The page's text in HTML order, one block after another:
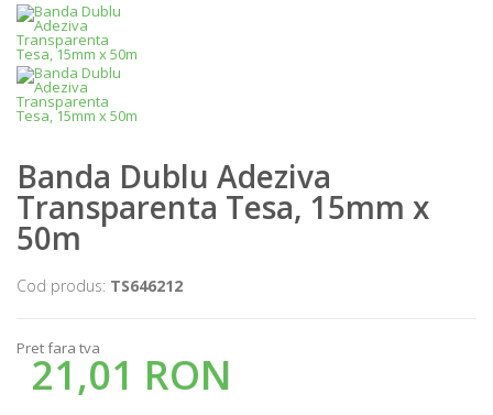
Banda Dublu Adeziva
Transparenta Tesa, 15mm x
50m
Cod produs: TS646212
Pret fara tva
21,01 RON